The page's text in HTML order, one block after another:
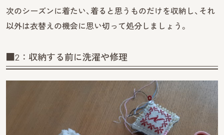
次のシーズンに着たい、着ると思うものだけを収納し、それ
以外は衣替えの機会に思い切って処分しましょう。
■2：収納する前に洗濯や修理